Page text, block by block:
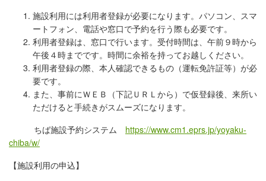
施設利用には利用者登録が必要になります。パソコン、スマ
ートフォン、電話や窓口で予約を行う際も必要です。
利用者登録は、窓口で行います。受付時間は、午前９時から
午後４時までです。時間に余裕を持ってお越しください。
利用者登録の際、本人確認できるもの（運転免許証等）が必
要です。
また、事前にＷＥＢ（下記ＵＲＬから）で仮登録後、来所い
ただけると手続きがスムーズになります。
ちば施設予約システム https://www.cm1.eprs.jp/yoyaku-
chiba/w/
【施設利用の申込】